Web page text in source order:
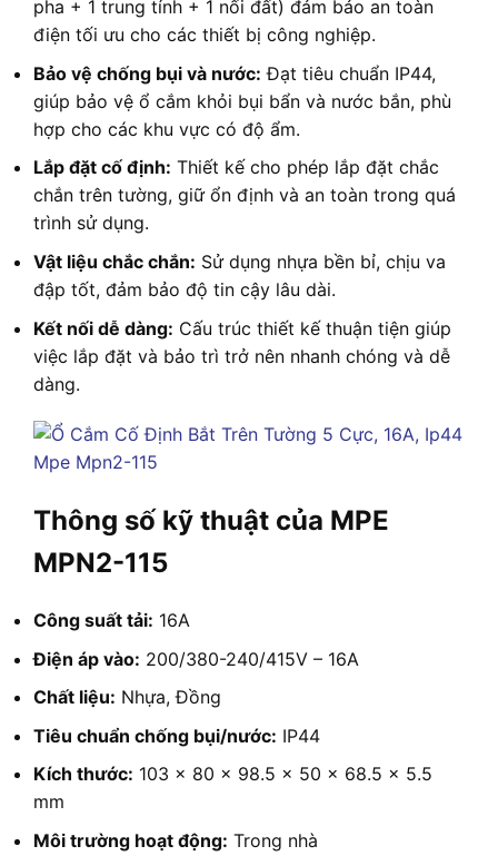
pha + 1 trung tính + 1 nối đất) đảm bảo an toàn
điện tối ưu cho các thiết bị công nghiệp.
Bảo vệ chống bụi và nước: Đạt tiêu chuẩn IP44,
giúp bảo vệ ổ cắm khỏi bụi bẩn và nước bắn, phù
hợp cho các khu vực có độ ẩm.
Lắp đặt cố định: Thiết kế cho phép lắp đặt chắc
chắn trên tường, giữ ổn định và an toàn trong quá
trình sử dụng.
Vật liệu chắc chắn: Sử dụng nhựa bền bỉ, chịu va
đập tốt, đảm bảo độ tin cậy lâu dài.
Kết nối dễ dàng: Cấu trúc thiết kế thuận tiện giúp
việc lắp đặt và bảo trì trở nên nhanh chóng và dễ
dàng.
Thông số kỹ thuật của MPE
MPN2-115
Công suất tải: 16A
Điện áp vào: 200/380-240/415V – 16A
Chất liệu: Nhựa, Đồng
Tiêu chuẩn chống bụi/nước: IP44
Kích thước: 103 x 80 x 98.5 x 50 x 68.5 x 5.5
mm
Môi trường hoạt động: Trong nhà